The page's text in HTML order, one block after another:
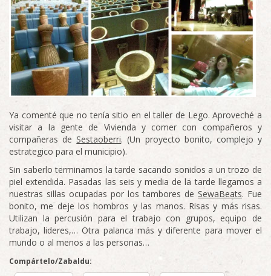
Ya comenté que no tenía sitio en el taller de Lego. Aproveché a
visitar a la gente de Vivienda y comer con compañeros y
compañeras deSestaoberri. (Un proyecto bonito, complejo y
estrategico para el municipio).
Sin saberlo terminamos la tarde sacando sonidos a un trozo de
piel extendida. Pasadas las seis y media de la tarde llegamos a
nuestras sillas ocupadas por los tambores de SewaBeats. Fue
bonito, me deje los hombros y las manos. Risas y más risas.
Utilizan la percusión para el trabajo con grupos, equipo de
trabajo, lideres,… Otra palanca más y diferente para mover el
mundo o al menos a las personas…
Compártelo/Zabaldu: